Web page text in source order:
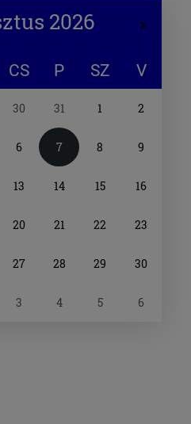
2026
CS P SZ V
30 31 1 2
6 7 8 9
13 14 15 16
20 21 22 23
27 28 29 30
3 4 5 6